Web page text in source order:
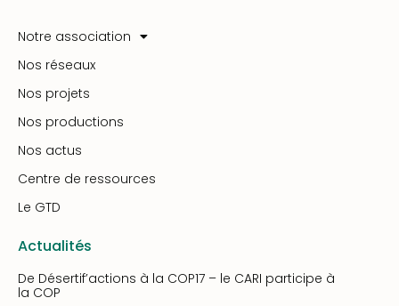
Notre association
Nos réseaux
Nos projets
Nos productions
Nos actus
Centre de ressources
Le GTD
Actualités
De Désertif’actions à la COP17 – le CARI participe à
la COP